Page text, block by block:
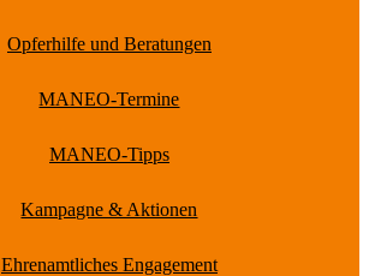
Opferhilfe und Beratungen
MANEO-Termine
MANEO-Tipps
Kampagne & Aktionen
Ehrenamtliches Engagement